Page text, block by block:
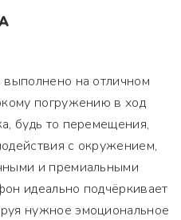
на отличном
погружению в ход
будь то перемещения,
с окружением,
и премиальными
идеально подчёркивает
нужное эмоциональное